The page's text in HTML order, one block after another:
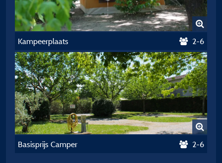
Kampeerplaats 2-6
Basisprijs Camper 2-6